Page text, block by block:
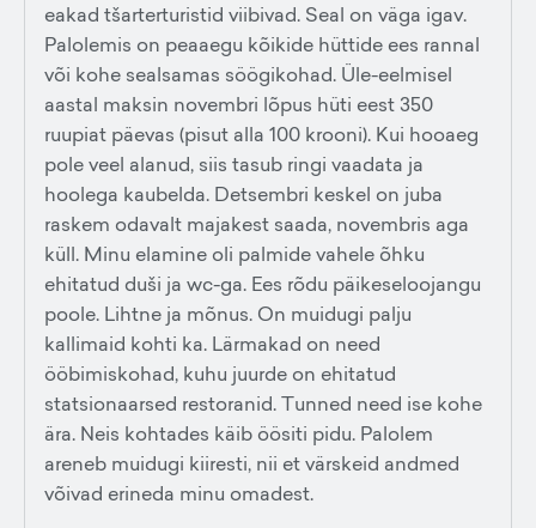
eakad tšarterturistid viibivad. Seal on väga igav.
Palolemis on peaaegu kõikide hüttide ees rannal
või kohe sealsamas söögikohad. Üle-eelmisel
aastal maksin novembri lõpus hüti eest 350
ruupiat päevas (pisut alla 100 krooni). Kui hooaeg
pole veel alanud, siis tasub ringi vaadata ja
hoolega kaubelda. Detsembri keskel on juba
raskem odavalt majakest saada, novembris aga
küll. Minu elamine oli palmide vahele õhku
ehitatud duši ja wc-ga. Ees rõdu päikeseloojangu
poole. Lihtne ja mõnus. On muidugi palju
kallimaid kohti ka. Lärmakad on need
ööbimiskohad, kuhu juurde on ehitatud
statsionaarsed restoranid. Tunned need ise kohe
ära. Neis kohtades käib öösiti pidu. Palolem
areneb muidugi kiiresti, nii et värskeid andmed
võivad erineda minu omadest.